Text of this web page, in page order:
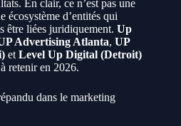
En clair, ce n’est pas une
écosystème d’entités qui
être liées juridiquement. Up
Advertising Atlanta, UP
et Level Up Digital (Detroit)
retenir en 2026.
dans le marketing